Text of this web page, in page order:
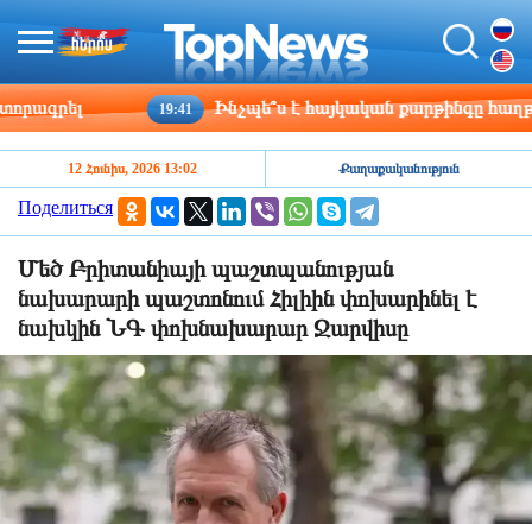
19:41 Ինչպե՞ս է հայկական քարթինգը
12 Հունիս, 2026 13:02 Քաղաքականություն
Поделиться
Մեծ Բրիտանիայի պաշտպանության
նախարարի պաշտոնում Հիլիին փոխարինել է
նախկին ՆԳ փոխնախարար Ջարվիսը